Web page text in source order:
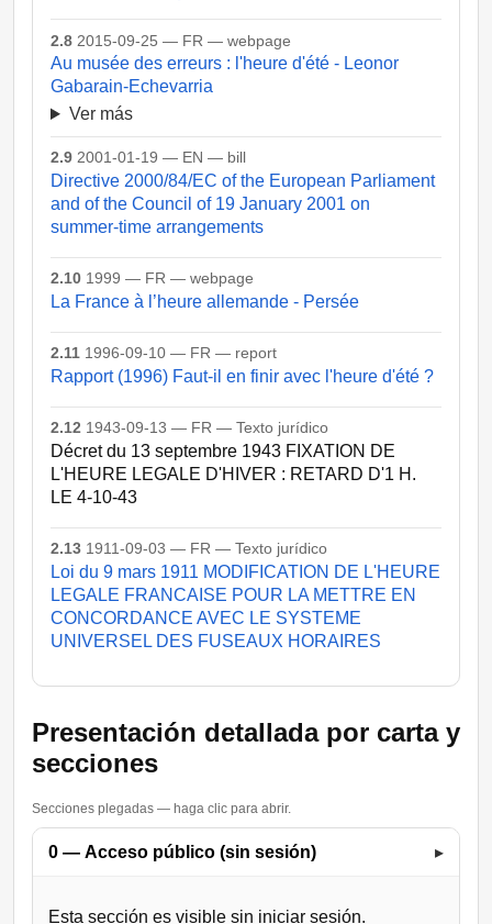
2.8 2015-09-25 — FR — webpage
Au musée des erreurs : l'heure d'été - Leonor
Gabarain-Echevarria
Ver más
2.9 2001-01-19 — EN — bill
Directive 2000/84/EC of the European Parliament
and of the Council of 19 January 2001 on
summer-time arrangements
2.10 1999 — FR — webpage
La France à l’heure allemande - Persée
2.11 1996-09-10 — FR — report
Rapport (1996) Faut-il en finir avec l'heure d'été ?
2.12 1943-09-13 — FR — Texto jurídico
Décret du 13 septembre 1943 FIXATION DE
L'HEURE LEGALE D'HIVER : RETARD D'1 H.
LE 4-10-43
2.13 1911-09-03 — FR — Texto jurídico
Loi du 9 mars 1911 MODIFICATION DE L'HEURE
LEGALE FRANCAISE POUR LA METTRE EN
CONCORDANCE AVEC LE SYSTEME
UNIVERSEL DES FUSEAUX HORAIRES
Presentación detallada por carta y
secciones
Secciones plegadas — haga clic para abrir.
0 — Acceso público (sin sesión) ▸
Esta sección es visible sin iniciar sesión.